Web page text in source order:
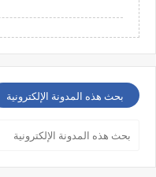
بحث هذه المدونة الإلكترونية